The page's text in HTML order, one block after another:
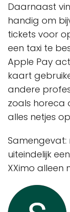
Daarnaast
handig om
tickets voor
een taxi te
Apple Pay
kaart
andere
zoals horeca
alles netjes
uiteindelijk
XXimo